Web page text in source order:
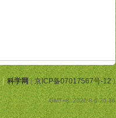
| 科学网(京ICP备07017567号-12)
GMT+8, 2026-8-6 20:36